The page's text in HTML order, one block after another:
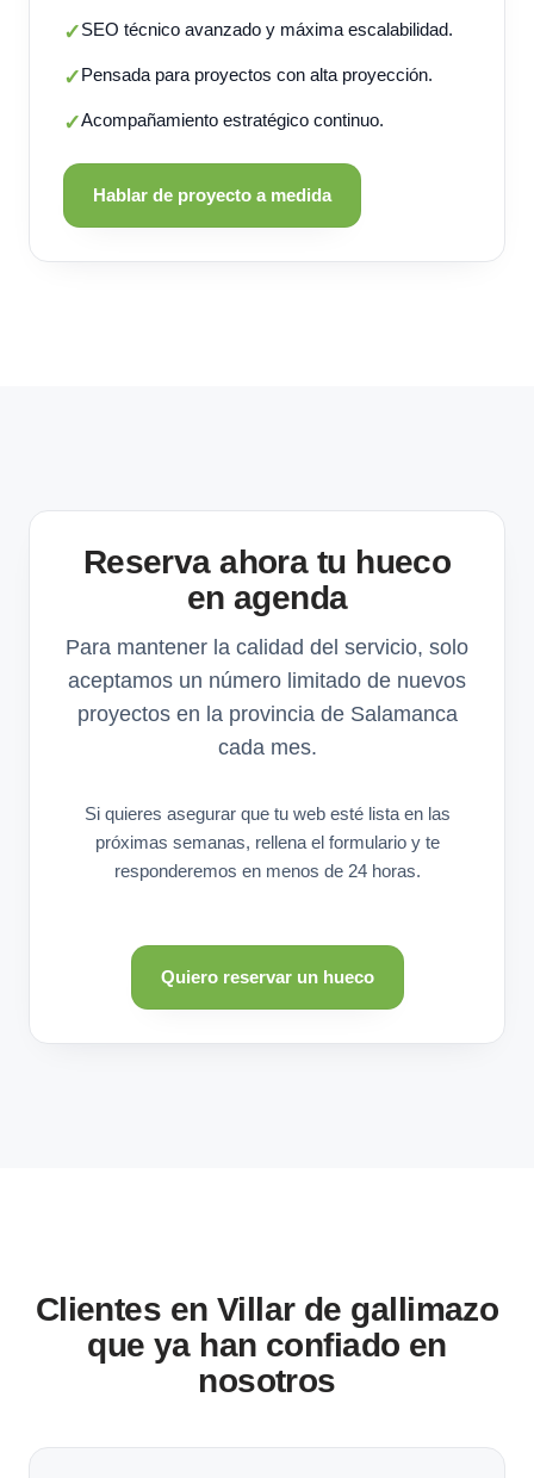
✓SEO técnico avanzado y máxima escalabilidad.
✓Pensada para proyectos con alta proyección.
✓Acompañamiento estratégico continuo.
Hablar de proyecto a medida
Reserva ahora tu hueco
en agenda
Para mantener la calidad del servicio, solo
aceptamos un número limitado de nuevos
proyectos en la provincia de Salamanca
cada mes.
Si quieres asegurar que tu web esté lista en las
próximas semanas, rellena el formulario y te
responderemos en menos de 24 horas.
Quiero reservar un hueco
Clientes en Villar de gallimazo
que ya han confiado en
nosotros